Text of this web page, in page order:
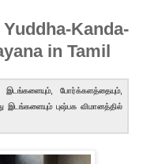
Kanda-
in Tamil
இடங்களையும், போர்க்களத்தையும்,
புஷ்பக விமானத்தில்